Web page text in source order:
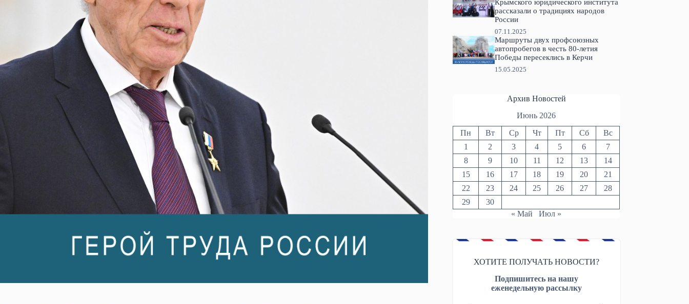
Крымского юридического института
рассказали о традициях народов
России
07.11.2025
Маршруты двух профсоюзных
автопробегов в честь 80-летия
Победы пересеклись в Керчи
15.05.2025
Архив Новостей
Июнь 2026
Пн Вт Ср Чт Пт Сб
Вс
1
2 3 4 5 6
7
8
9 10 11 12 13
14
15
16 17 18 19 20
21
22
23 24 25 26 27
28
29
30
« Май
Июл »
ХОТИТЕ ПОЛУЧАТЬ НОВОСТИ?
Подпишитесь на нашу
еженедельную рассылку